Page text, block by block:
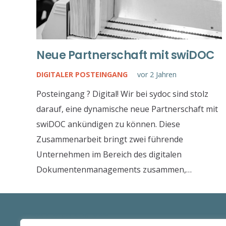
Neue Partnerschaft mit swiDOC
DIGITALER POSTEINGANG vor 2 Jahren
Posteingang ? Digital! Wir bei sydoc sind stolz
darauf, eine dynamische neue Partnerschaft mit
swiDOC ankündigen zu können. Diese
Zusammenarbeit bringt zwei führende
Unternehmen im Bereich des digitalen
Dokumentenmanagements zusammen,…
über Sydoc AG